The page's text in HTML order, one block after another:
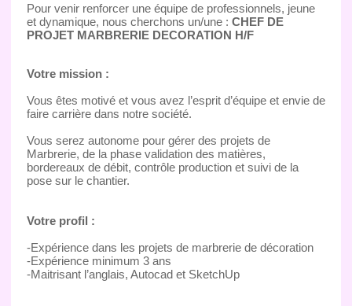
Pour venir renforcer une équipe de professionnels, jeune
et dynamique, nous cherchons un/une : CHEF DE
PROJET MARBRERIE DECORATION H/F
Votre mission :
Vous êtes motivé et vous avez l’esprit d’équipe et envie de
faire carrière dans notre société.
Vous serez autonome pour gérer des projets de
Marbrerie, de la phase validation des matières,
bordereaux de débit, contrôle production et suivi de la
pose sur le chantier.
Votre profil :
-Expérience dans les projets de marbrerie de décoration
-Expérience minimum 3 ans
-Maitrisant l’anglais, Autocad et SketchUp